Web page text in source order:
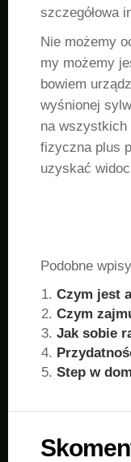
szczegółowa
Nie możemy
my możemy
bowiem
wyśnionej
na wszystkich
fizyczna plus
uzyskać
Podobne
Czym jest
Czym
Jak sobie
Step w